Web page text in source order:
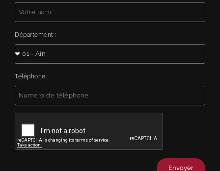
Département :
Téléphone :
Envoyer